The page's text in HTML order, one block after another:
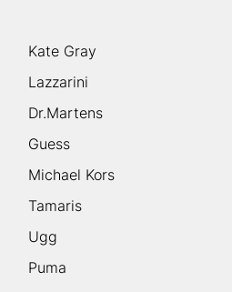
Kate Gray
Lazzarini
Dr.Martens
Guess
Michael Kors
Tamaris
Ugg
Puma